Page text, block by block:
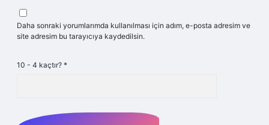
Daha sonraki yorumlarımda kullanılması için adım, e-posta adresim ve
site adresim bu tarayıcıya kaydedilsin.
10 - 4 kaçtır? *